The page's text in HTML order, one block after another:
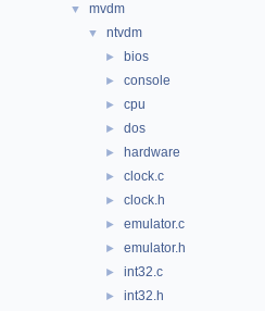
▼ mvdm
▼ ntvdm
► bios
► console
► cpu
► dos
► hardware
► clock.c
► clock.h
► emulator.c
► emulator.h
► int32.c
► int32.h